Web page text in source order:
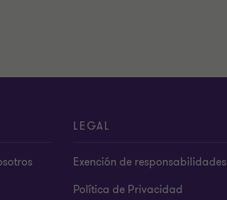
LEGAL
Exención de responsabilidades
Política de Privacidad